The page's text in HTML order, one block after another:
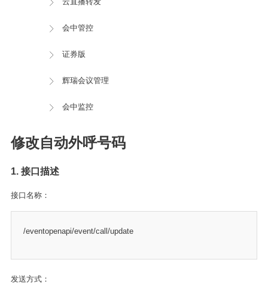
会中管控
证券版
辉瑞会议管理
会中监控
修改自动外呼号码
1. 接口描述
接口名称：
/eventopenapi/event/call/update
发送方式：